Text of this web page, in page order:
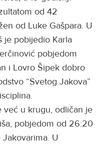
od 42
od Luke Gašpara. U
je pobijedio Karla
pobjedom
i Lovro Šipek dobro
“Svetog Jakova”
već u krugu, odličan je
pobjedom od 26:20
U